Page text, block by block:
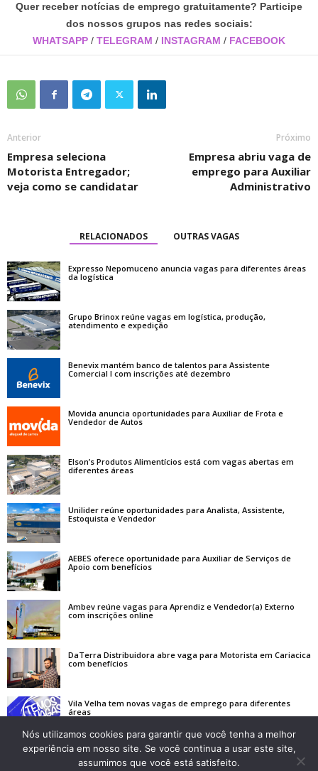
Quer receber notícias de emprego gratuitamente? Participe
dos nossos grupos nas redes sociais:
WHATSAPP / TELEGRAM / INSTAGRAM / FACEBOOK
Anterior
Empresa seleciona
Motorista Entregador;
veja como se candidatar
Próximo
Empresa abriu vaga de
emprego para Auxiliar
Administrativo
RELACIONADOS OUTRAS VAGAS
Expresso Nepomuceno anuncia vagas para diferentes áreas
da logística
Grupo Brinox reúne vagas em logística, produção,
atendimento e expedição
Benevix mantém banco de talentos para Assistente
Comercial I com inscrições até dezembro
Movida anuncia oportunidades para Auxiliar de Frota e
Vendedor de Autos
Elson’s Produtos Alimentícios está com vagas abertas em
diferentes áreas
Unilider reúne oportunidades para Analista, Assistente,
Estoquista e Vendedor
AEBES oferece oportunidade para Auxiliar de Serviços de
Apoio com benefícios
Ambev reúne vagas para Aprendiz e Vendedor(a) Externo
com inscrições online
DaTerra Distribuidora abre vaga para Motorista em Cariacica
com benefícios
Vila Velha tem novas vagas de emprego para diferentes
áreas
Nós utilizamos cookies para garantir que você tenha a melhor
experiência em nosso site. Se você continua a usar este site,
assumimos que você está satisfeito.